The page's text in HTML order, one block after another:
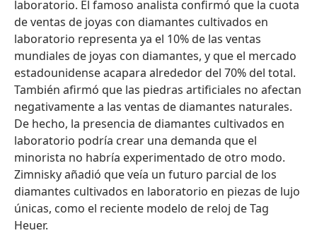
laboratorio. El famoso analista confirmó que la cuota
de ventas de joyas con diamantes cultivados en
laboratorio representa ya el 10% de las ventas
mundiales de joyas con diamantes, y que el mercado
estadounidense acapara alrededor del 70% del total.
También afirmó que las piedras artificiales no afectan
negativamente a las ventas de diamantes naturales.
De hecho, la presencia de diamantes cultivados en
laboratorio podría crear una demanda que el
minorista no habría experimentado de otro modo.
Zimnisky añadió que veía un futuro parcial de los
diamantes cultivados en laboratorio en piezas de lujo
únicas, como el reciente modelo de reloj de Tag
Heuer.